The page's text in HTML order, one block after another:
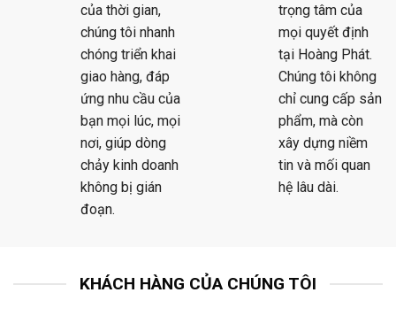
của thời gian,
chúng tôi nhanh
chóng triển khai
giao hàng, đáp
ứng nhu cầu của
bạn mọi lúc, mọi
nơi, giúp dòng
chảy kinh doanh
không bị gián
đoạn.
trọng tâm của
mọi quyết định
tại Hoàng Phát.
Chúng tôi không
chỉ cung cấp sản
phẩm, mà còn
xây dựng niềm
tin và mối quan
hệ lâu dài.
KHÁCH HÀNG CỦA CHÚNG TÔI